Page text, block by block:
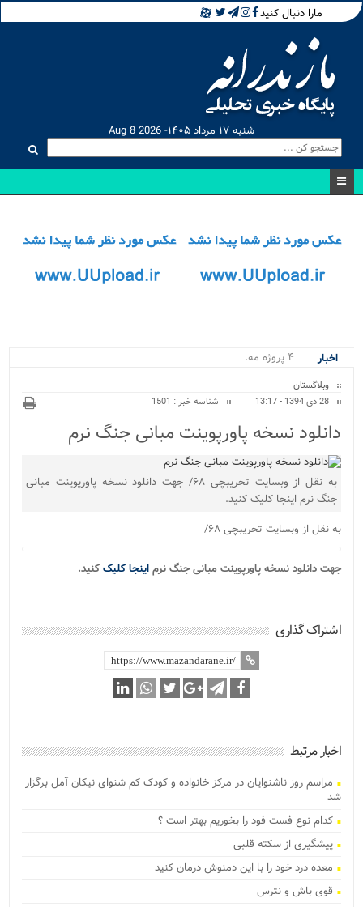
مارا دنبال کنید
شنبه ۱۷ مرداد ۱۴۰۵- Aug 8 2026
اخبار
۴ پروژه مهم و .
وبلاگستان
28 دی 1394 - 13:17
شناسه خبر : 1501
دانلود نسخه پاورپوینت مبانی جنگ نرم
به نقل از وبسایت تخریبچی ۶۸/ جهت دانلود نسخه پاورپوینت مبانی
جنگ نرم اینجا کلیک کنید.
به نقل از وبسایت تخریبچی ۶۸/
جهت دانلود نسخه پاورپوینت مبانی جنگ نرماینجا کلیککنید.
اشتراک گذاری
اخبار مرتبط
مراسم روز ناشنوایان در مرکز خانواده و کودک کم شنوای نیکان آمل برگزار
شد
کدام نوع فست فود را بخوریم بهتر است ؟
پیشگیری از سکته قلبی
معده درد خود را با این دمنوش درمان کنید
قوی باش و نترس